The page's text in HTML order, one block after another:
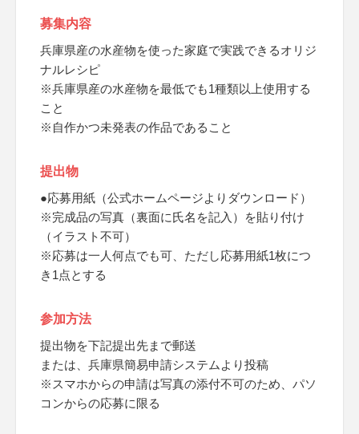
募集内容
兵庫県産の水産物を使った家庭で実践できるオリジ
ナルレシピ
※兵庫県産の水産物を最低でも1種類以上使用する
こと
※自作かつ未発表の作品であること
提出物
●応募用紙（公式ホームページよりダウンロード）
※完成品の写真（裏面に氏名を記入）を貼り付け
（イラスト不可）
※応募は一人何点でも可、ただし応募用紙1枚につ
き1点とする
参加方法
提出物を下記提出先まで郵送
または、兵庫県簡易申請システムより投稿
※スマホからの申請は写真の添付不可のため、パソ
コンからの応募に限る